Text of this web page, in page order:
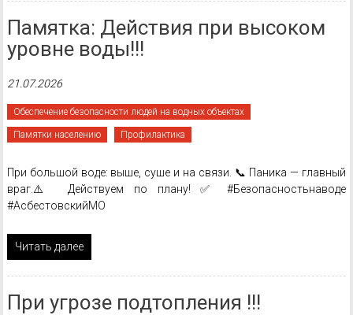
Памятка: Действия при высоком
уровне воды!!!
21.07.2026
Обеспечение безопасности людей на водных объектах
Памятки населению Профилактика
При большой воде: выше, суше и на связи. 📞 Паника — главный
враг.⚠️ Действуем по плану! ✅ #Безопасностьнаводе
#АсбестовскийМО
Читать далее
При угрозе подтопления !!!